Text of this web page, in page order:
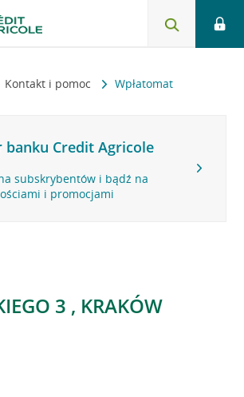
Kontakt i pomoc Wpłatomat
banku Credit Agricole
subskrybentów i bądź na
i promocjami
3 , KRAKÓW